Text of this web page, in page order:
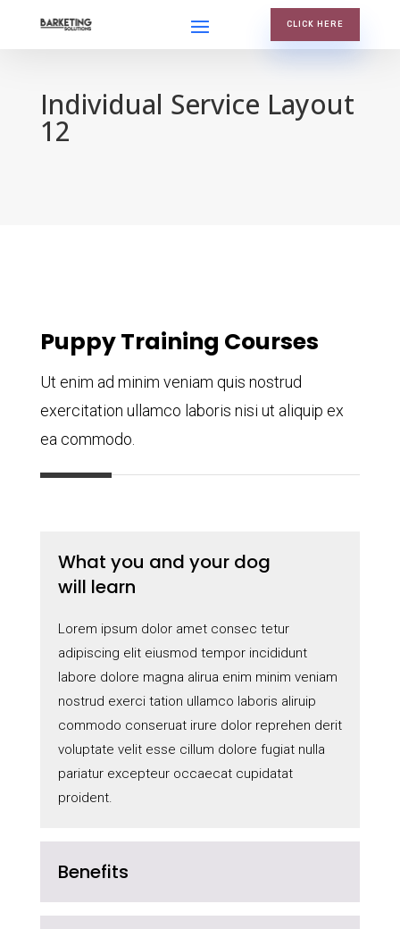
CLICK HERE
Individual Service Layout
12
Puppy Training Courses
Ut enim ad minim veniam quis nostrud
exercitation ullamco laboris nisi ut aliquip ex
ea commodo.
What you and your dog
will learn
Lorem ipsum dolor amet consec tetur
adipiscing elit eiusmod tempor incididunt
labore dolore magna alirua enim minim veniam
nostrud exerci tation ullamco laboris aliruip
commodo conseruat irure dolor reprehen derit
voluptate velit esse cillum dolore fugiat nulla
pariatur excepteur occaecat cupidatat
proident.
Benefits